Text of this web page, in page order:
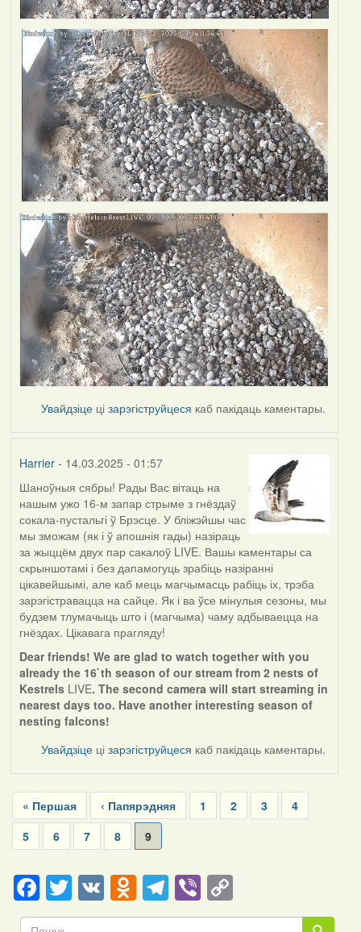
Увайдзіце цізарэгіструйцеся каб пакідаць каментары.
Harrier- 14.03.2025 - 01:57
Шаноўныя сябры! Рады Вас вітаць на
нашым ужо 16-м запар стрыме з гнёздаў
сокала-пустальгі ў Брэсце. У бліжэйшы час
мы зможам (як і ў апошнія гады) назіраць
за жыццём двух пар сакалоў LIVE. Вашы каментары са
скрыншотамі і без дапамогуць зрабіць назіранні
цікавейшымі, але каб мець магчымасць рабіць іх, трэба
зарэгістравацца на сайце. Як і ва ўсе мінулыя сезоны, мы
будзем тлумачыць што і (магчыма) чаму адбываецца на
гнёздах. Цікавага прагляду!
Dear friends! We are glad to watch together with you
already the 16`th season of our stream from 2 nests of
KestrelsLIVE. The second camera will start streaming in
nearest days too. Have another interesting season of
nesting falcons!
Увайдзіце цізарэгіструйцеся каб пакідаць каментары.
Pagination
First
page
« Першая
Previous
page
‹ Папярэдняя Page
1 Page
2 Page
3 Page
4
Page
5 Page
6 Page
7 Page
8
Current
page
9
Facebook
Twitter
VKOdnoklassniki
Telegram
ViberCopy
Link Пошук